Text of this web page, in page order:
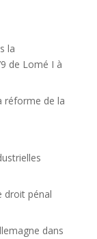
la
de Lomé I à
réforme de la
droit pénal
dans